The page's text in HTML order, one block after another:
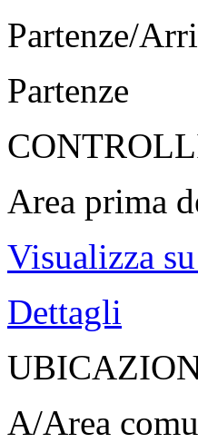
Partenze/
Partenze
Area prima
Visualizza
Dettagli
A/Area